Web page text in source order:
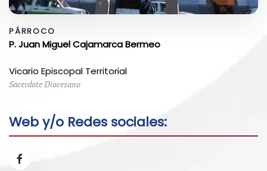
PÁRROCO
P. Juan Miguel Cajamarca Bermeo
Vicario Episcopal Territorial
Sacerdote Diocesano
Web y/o Redes sociales: